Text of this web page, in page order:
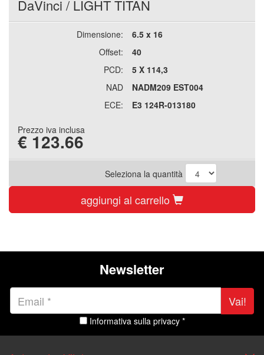
DaVinci / LIGHT TITAN
Dimensione:
6.5 x 16
Offset:
40
PCD:
5 X 114,3
NAD
NADM209 EST004
ECE:
E3 124R-013180
Prezzo iva inclusa
€ 123.66
Seleziona la quantità
aggiungi al carrello
Newsletter
Vai!
Informativa sulla privacy *